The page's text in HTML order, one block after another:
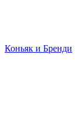
Коньяк и Бренди